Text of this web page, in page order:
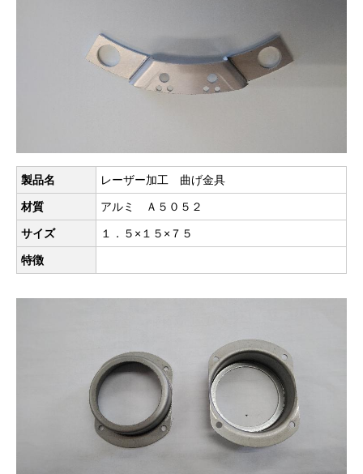
製品名 レーザー加工 曲げ金具
材質 アルミ Ａ５０５２
サイズ １．５×１５×７５
特徴